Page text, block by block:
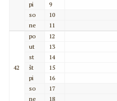
pi
9
so
10
ne
11
42
po
12
ut
13
st
14
št
15
pi
16
so
17
ne
18